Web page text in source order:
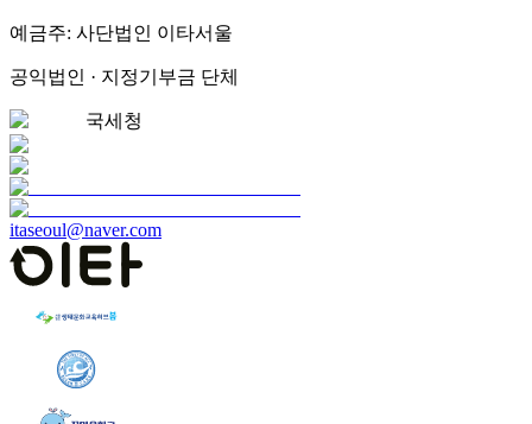
예금주: 사단법인 이타서울
공익법인 · 지정기부금 단체
국세청
itaseoul@naver.com